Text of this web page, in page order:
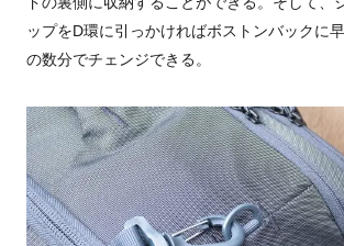
ップをD環に引っかければボストンバックに
の数分でチェンジできる。